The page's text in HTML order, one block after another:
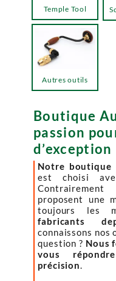
Boutique
passion
d’exception
Notre boutique
est choisi
proposent une
toujours les
fabricants
connaissons nos
question ? Nous
vous
précision.
Temple Tool
Autres outils